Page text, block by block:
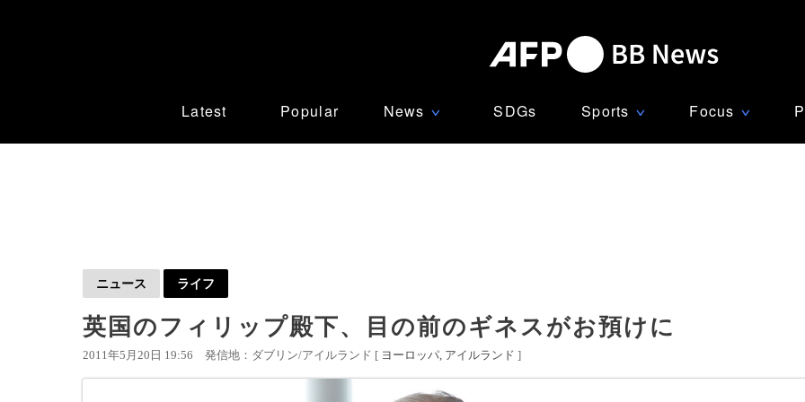
Latest Popular News ∨ SDGs Sports ∨ Focus ∨
ニュース ライフ
英国のフィリップ殿下、目の前のギネスがお預けに
2011年5月20日 19:56 発信地：ダブリン/アイルランド [ ヨーロッパ アイルランド ]